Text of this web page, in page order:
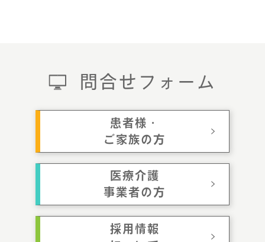
問合せフォーム
患者様・
ご家族の方
医療介護
事業者の方
採用情報